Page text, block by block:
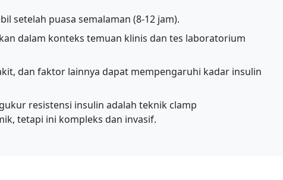
setelah puasa semalaman (8-12 jam).
dalam konteks temuan klinis dan tes laboratorium
dan faktor lainnya dapat mempengaruhi kadar insulin
resistensi insulin adalah teknik clamp
tetapi ini kompleks dan invasif.